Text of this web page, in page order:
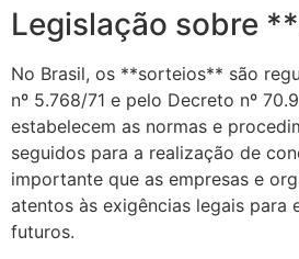
Legislação sobre
No Brasil, os **sorteios** são
nº 5.768/71 e pelo Decreto nº
estabelecem as normas e
seguidos para a realização de
importante que as empresas e
atentos às exigências legais para
futuros.